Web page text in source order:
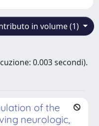
in volume (1)
0.003 secondi).
of the
neurologic,